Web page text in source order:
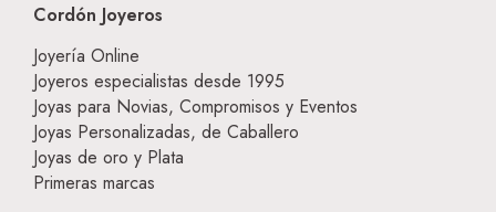
Cordón Joyeros
Joyería Online
Joyeros especialistas desde 1995
Joyas para Novias, Compromisos y Eventos
Joyas Personalizadas, de Caballero
Joyas de oro y Plata
Primeras marcas